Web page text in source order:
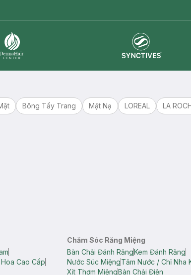
Bông Tẩy Trang Mặt Nạ LOREAL LA
Cao Cấp
Chăm Sóc Răng Miệng
Bàn Chải Đánh RăngKem Đánh Răng
Nước Súc MiệngTăm Nước / Chỉ Nha
Xịt Thơm MiệngBàn Chải Điện